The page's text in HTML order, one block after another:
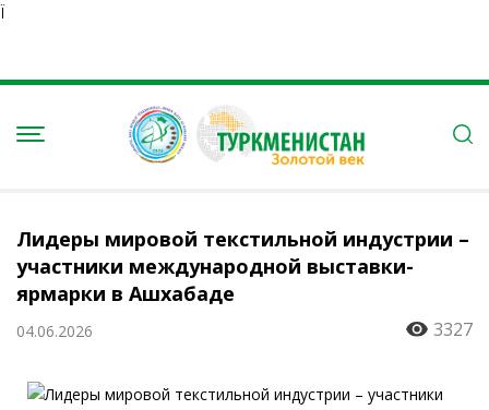
Ï
Лидеры мировой текстильной индустрии –
участники международной выставки-
ярмарки в Ашхабаде
04.06.2026 3327